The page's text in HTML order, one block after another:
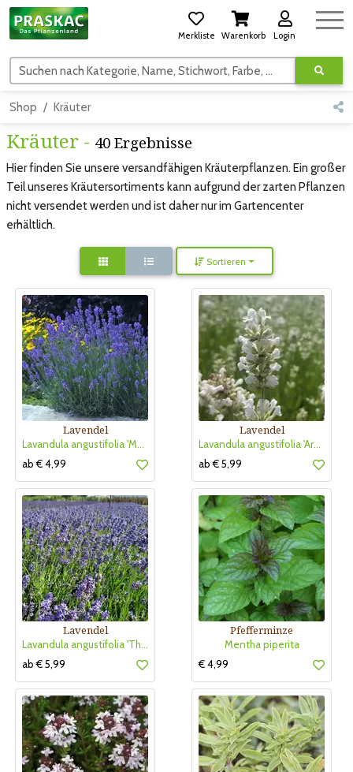
Merkliste Warenkorb Login
Suchen nach Kategorie, Name, Stichwort, Farbe, usw.
Shop Kräuter
Kräuter - 40 Ergebnisse
Hier finden Sie unsere versandfähigen Kräuterpflanzen. Ein großer
Teil unseres Kräutersortiments kann aufgrund der zarten Pflanzen
nicht versendet werden und ist daher nur im Gartencenter
erhältlich.
Sortieren
Lavendel
Lavandula angustifolia 'Munstead'
ab € 4,99
Lavendel
Lavandula angustifolia 'Arctic Snow'
ab € 5,99
Lavendel
Lavandula angustifolia 'Thumbelina Leigh'
ab € 5,99
Pfefferminze
Mentha piperita
€ 4,99